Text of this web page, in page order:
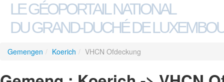
LE GÉOPORTAIL NATIONAL
DU GRAND-DUCHÉ DE
Gemengen / Koerich / VHCN Ofdeckung